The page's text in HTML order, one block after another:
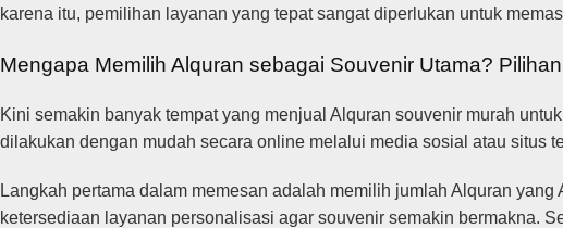
karena itu, pemilihan layanan yang tepat sangat diperlukan untuk
Mengapa Memilih Alquran sebagai Souvenir Utama?
Kini semakin banyak tempat yang menjual Alquran souvenir murah
dilakukan dengan mudah secara online melalui media sosial atau situs
Langkah pertama dalam memesan adalah memilih jumlah Alquran
ketersediaan layanan personalisasi agar souvenir semakin bermakna.